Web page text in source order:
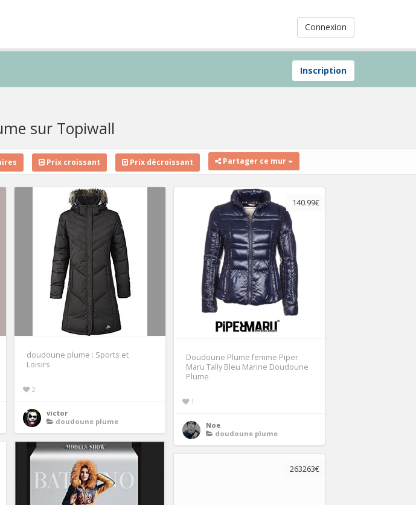
Connexion
Inscription
sur Topiwall
Prix croissant Prix décroissant Partager ce mur
doudoune plume : Sports et
Loisirs
2
victor
doudoune plume
140.99€
Doudoune Plume femme Piper
Maru Tally Bleu Marine Doudoune
Plume
1
Noe
doudoune plume
263263€